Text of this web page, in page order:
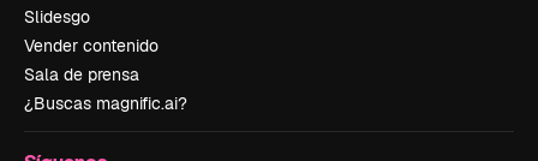
Slidesgo
Vender contenido
Sala de prensa
¿Buscas magnific.ai?